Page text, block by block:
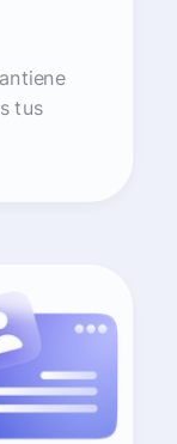
tus